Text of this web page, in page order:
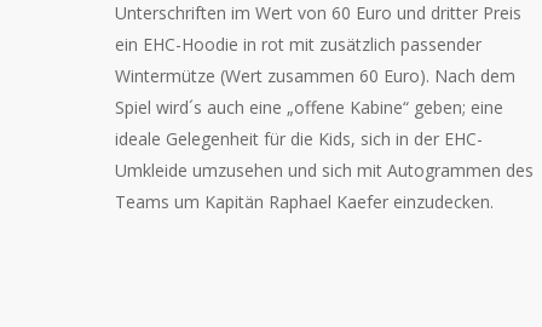
Unterschriften im Wert von 60 Euro und dritter Preis
ein EHC-Hoodie in rot mit zusätzlich passender
Wintermütze (Wert zusammen 60 Euro). Nach dem
Spiel wird´s auch eine „offene Kabine“ geben; eine
ideale Gelegenheit für die Kids, sich in der EHC-
Umkleide umzusehen und sich mit Autogrammen des
Teams um Kapitän Raphael Kaefer einzudecken.